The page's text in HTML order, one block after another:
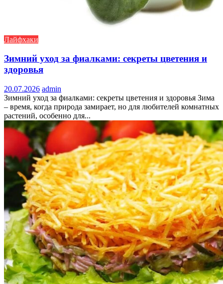
Лайфхаки
Зимний уход за фиалками: секреты цветения и
здоровья
20.07.2026 admin
Зимний уход за фиалками: секреты цветения и здоровья Зима
– время, когда природа замирает, но для любителей комнатных
растений, особенно для...